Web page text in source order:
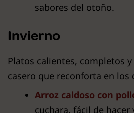
sabores del otoño.
Invierno
Platos calientes, completos
casero que reconforta en los
Arroz caldoso con
cuchara, fácil de hacer